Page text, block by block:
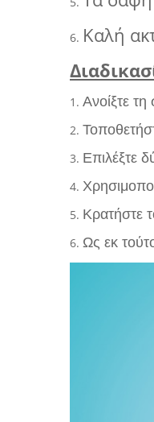
6. Καλή
1. Ανοίξτε
2.
3. Επιλέξτε
4.
5. Κρατήστε
6. Ως εκ